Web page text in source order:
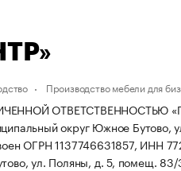
Производство мебели для
ОТВЕТСТВЕННОСТЬЮ
округ Южное
ОГРН 1137746631857, ИНН
ул. Поляны, д. 5, помещ. 83/